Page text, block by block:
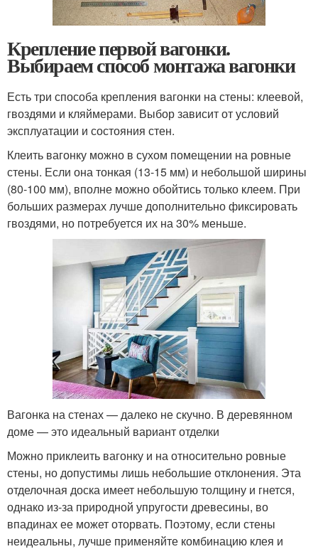
Крепление первой вагонки.
Выбираем способ монтажа вагонки
Есть три способа крепления вагонки на стены: клеевой,
гвоздями и кляймерами. Выбор зависит от условий
эксплуатации и состояния стен.
Клеить вагонку можно в сухом помещении на ровные
стены. Если она тонкая (13-15 мм) и небольшой ширины
(80-100 мм), вполне можно обойтись только клеем. При
больших размерах лучше дополнительно фиксировать
гвоздями, но потребуется их на 30% меньше.
Вагонка на стенах — далеко не скучно. В деревянном
доме — это идеальный вариант отделки
Можно приклеить вагонку и на относительно ровные
стены, но допустимы лишь небольшие отклонения. Эта
отделочная доска имеет небольшую толщину и гнется,
однако из-за природной упругости древесины, во
впадинах ее может оторвать. Поэтому, если стены
неидеальны, лучше применяйте комбинацию клея и